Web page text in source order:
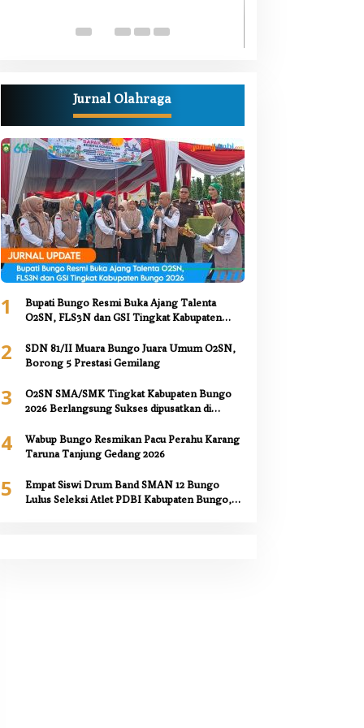
Jurnal Olahraga
1
Bupati Bungo Resmi Buka Ajang Talenta
O2SN, FLS3N dan GSI Tingkat Kabupaten
2
SDN 81/II Muara Bungo Juara Umum O2SN,
Borong 5 Prestasi Gemilang
3
O2SN SMA/SMK Tingkat Kabupaten Bungo
2026 Berlangsung Sukses dipusatkan di
4
Wabup Bungo Resmikan Pacu Perahu Karang
Taruna Tanjung Gedang 2026
5
Empat Siswi Drum Band SMAN 12 Bungo
Lulus Seleksi Atlet PDBI Kabupaten Bungo,